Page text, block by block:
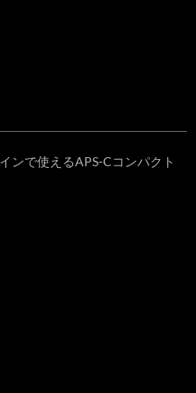
ンで使えるAPS-Cコンパクト